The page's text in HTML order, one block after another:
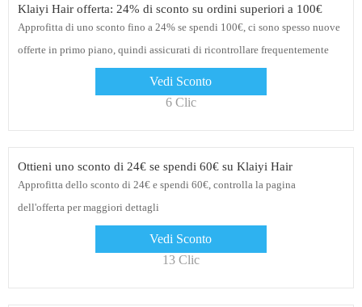
Klaiyi Hair offerta: 24% di sconto su ordini superiori a 100€
Approfitta di uno sconto fino a 24% se spendi 100€, ci sono spesso nuove
offerte in primo piano, quindi assicurati di ricontrollare frequentemente
Vedi Sconto
6 Clic
Ottieni uno sconto di 24€ se spendi 60€ su Klaiyi Hair
Approfitta dello sconto di 24€ e spendi 60€, controlla la pagina
dell'offerta per maggiori dettagli
Vedi Sconto
13 Clic